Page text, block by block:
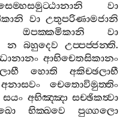
වා
වා උතුපරිණාමජානි
ඔපක‍්කමිකානි
වා
න බහුදෙව උප‍්පජ‍්ජන‍්ති.
ආභිචෙතසිකානං
හොති
අකිච‍්ඡලාභී
අනාසවං
චෙතොවිමුත‍්තිං
සයං අභිඤ‍්ඤා සච‍්ඡිකත්‍වා
භික‍්ඛවෙ
පුග‍්ගලො